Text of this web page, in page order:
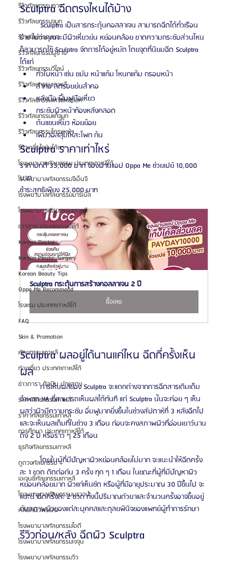
รีวิวศัลยกรรมคาง
รีวิวศัลยกรรมจมูก
รีวิวศัลยกรรมตา
รีวิวศัลยกรรมผู้ชาย
รีวิวศัลยกรรมวีไลน์
รีวิวศัลยกรรมเกาหลี
รีวิวศัลยกรรมเสริมหน้าอก
รีวิวศัลยกรรมแก้จมูก
รีวิวศัลยกรรมโครงหน้า
รีวิวเกลี่ยไขมันใต้ตา
โรงพยาบาลศัลยกรรม ประเทศเกาหลีใต้
โรงพยาบาลศัลยกรรมจีเอ็นจี
โรงพยาบาลศัลยกรรมมาร์เบิ้ล
โรงพยาบาลศัลยกรรมเกาหลี
ข่าวสาร ประเทศเกาหลีใต้
Korean Doctor
Korean Plastic Surgery
Korean Beauty Tips
Oppa Me Recommend
โรงแรม ประเทศเกาหลีใต้
FAQ
Skin & Promotion
ศัลยกรรมเกาหลี
ท่องเที่ยว ประเทศเกาหลีใต้
ข่าวดารา ศิลปิน นักแสดง
ราคาศัลยกรรมเกาหลี
ราคาศัลยกรรมเกาหลี
การศึกษา ประเทศเกาหลีใต้
ธุรกิจศัลยกรรมเกาหลี
ดูดวงศัลยกรรม
เอเจนซี่ศัลยกรรมเกาหลี
โรงพยาบาลศัลยกรรมบราวน์
คลินิกผิวพรรณ
โรงพยาบาลศัลยกรรมไอดี
โรงพยาบาลศัลยกรรมเจจุน
โรงพยาบาลศัลยกรรมวิว
Sculptra ฉีดตรงไหนได้บ้าง
	Sculptra เป็นสารกระตุ้นคอลลาเจน สามารถฉีดได้ทั่วเรือน
ร่าง ไม่ว่าคุณจะมีผิวเหี่ยวย่น หย่อนคล้อย ขาดความกระชับส่วนไหน
ก็สามารถใช้ Sculptra จัดการได้อยู่หมัด โดยจุดที่นิยมฉีด Sculptra
ได้แก่
ทั่วใบหน้า เช่น ขมับ หน้าแก้ม โหนกแก้ม กรอบหน้า
ลำคอ ลดรอยย่นลำคอ
หลังมือ ฟื้นฟูมือเหี่ยว
กระชับผิวหน้าท้องหลังคลอด
ต้นแขนเหี่ยว ห้อยย้อย
เพิ่มวอลลุ่มให้สะโพก ก้น
Sculptra ราคาเท่าไหร่
ราคาปกติ 35,000 บาท จองผ่านแอป Oppa Me ช่วยเปย์ 10,000
บาท
ชำระสุทธิเพียง 25,000 บาท
Sculptra กระตุ้นการสร้างคอลลาเจน 2 ปี
ซื้อเลย
Sculptra ผลอยู่ได้นานแค่ไหน ฉีดกี่ครั้งเห็น
ผล
	การเห็นผลของ Sculptra จะแตกต่างจากการฉีดสารเติมเต็ม
จำพวก HA ที่สามารถเห็นผลได้ทันที แต่ Sculptra นั้นจะค่อย ๆ เห็น
ผลว่าผิวมีความกระชับ อิ่มฟูมากยิ่งขึ้นในช่วงสัปดาห์ที่ 3 หลังฉีดไป
และจะเห็นผลเต็มที่ในช่วง 3 เดือน ก่อนจะคงสภาพผิวที่อ่อนเยาว์นาน
ถึง 2 ปี หรือราว ๆ 25 เดือน
	โดยในผู้ที่มีปัญหาผิวหย่อนคล้อยไม่มาก จะแนะนำให้ฉีดครั้ง
ละ 1 ขวด ติดต่อกัน 3 ครั้ง ทุก ๆ 1 เดือน ในขณะที่ผู้ที่มีปัญหาผิว
หย่อนคล้อยมาก ผิวแก่เห็นชัด หรือผู้ที่มีอายุประมาณ 30 ปีขึ้นไป จะ
แนะนำฉีดครั้งละ 2 ขวด ทั้งนี้ปริมาณตัวยาและจำนวนครั้งอาจขึ้นอยู่
กับสภาพผิวของแต่ละบุคคลและดุลยพินิจของแพทย์ผู้ทำการรักษา
รีวิวก่อน/หลัง ฉีดผิว Sculptra